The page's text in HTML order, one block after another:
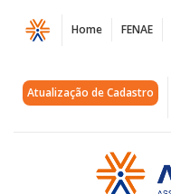
Página
Conselho
de
Home FENAE
Atualização de Cadastro
Acessar
página
inicial